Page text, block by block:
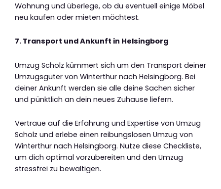
Wohnung und überlege, ob du eventuell einige Möbel
neu kaufen oder mieten möchtest.
7. Transport und Ankunft in Helsingborg
Umzug Scholz kümmert sich um den Transport deiner
Umzugsgüter von Winterthur nach Helsingborg. Bei
deiner Ankunft werden sie alle deine Sachen sicher
und pünktlich an dein neues Zuhause liefern.
Vertraue auf die Erfahrung und Expertise von Umzug
Scholz und erlebe einen reibungslosen Umzug von
Winterthur nach Helsingborg. Nutze diese Checkliste,
um dich optimal vorzubereiten und den Umzug
stressfrei zu bewältigen.